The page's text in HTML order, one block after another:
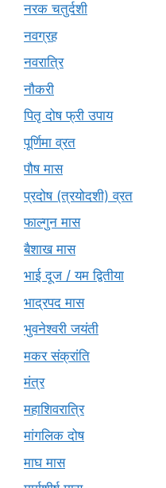
नरक चतुर्दशी
नवग्रह
नवरात्रि
नौकरी
पितृ दोष फ्री उपाय
पूर्णिमा व्रत
पौष मास
प्रदोष (त्रयोदशी) व्रत
फाल्गुन मास
बैशाख मास
भाई दूज / यम द्वितीया
भाद्रपद मास
भुवनेश्वरी जयंती
मकर संक्रांति
मंत्र
महाशिवरात्रि
मांगलिक दोष
माघ मास